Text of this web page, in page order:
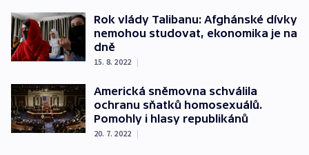
Rok vlády Talibanu: Afghánské dívky
nemohou studovat, ekonomika je na
dně
15. 8. 2022 |
Americká sněmovna schválila
ochranu sňatků homosexuálů.
Pomohly i hlasy republikánů
20. 7. 2022 |